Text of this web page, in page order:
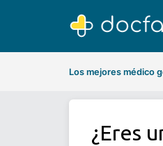
Los mejores médico
¿Eres